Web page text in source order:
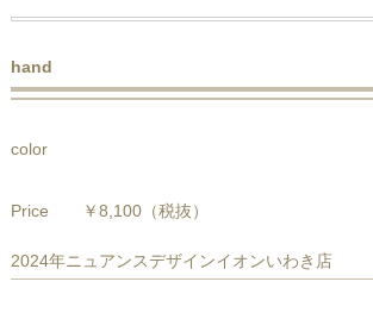
hand
color
Price ￥8,100（税抜）
2024年ニュアンスデザインイオンいわき店